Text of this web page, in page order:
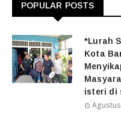
POPULAR POSTS
*Lurah
Kota
isteri di